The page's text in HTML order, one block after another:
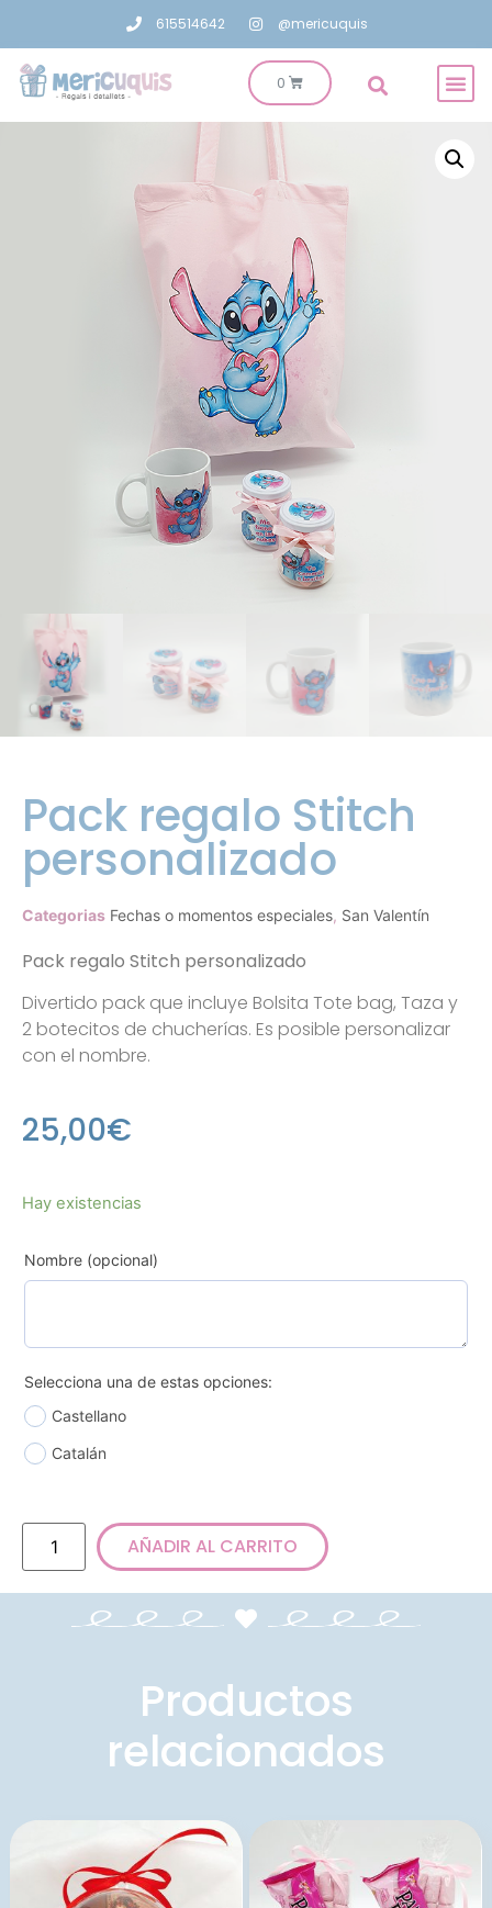
615514642 @mericuquis
Pack regalo Stitch
personalizado
Categorias Fechas o momentos especiales, San Valentín
Pack regalo Stitch personalizado
Divertido pack que incluye Bolsita Tote bag, Taza y
2 botecitos de chucherías. Es posible personalizar
con el nombre.
25,00€
Hay existencias
Nombre (opcional)
Selecciona una de estas opciones:
Castellano
Catalán
AÑADIR AL CARRITO
Productos
relacionados